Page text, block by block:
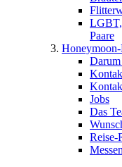
LGBT,
Paare
Jobs
Das
Reise-